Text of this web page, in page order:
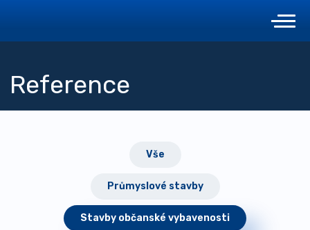
Reference
Vše
Průmyslové stavby
Stavby občanské vybavenosti